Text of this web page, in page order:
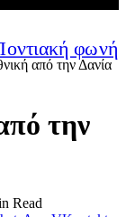
από την Δανία
την
Read